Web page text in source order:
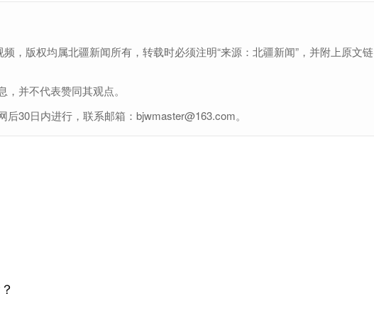
，版权均属北疆新闻所有，转载时必须注明“来源：北疆新闻”，并附上原文链
并不代表赞同其观点。
30日内进行，联系邮箱：bjwmaster@163.com。